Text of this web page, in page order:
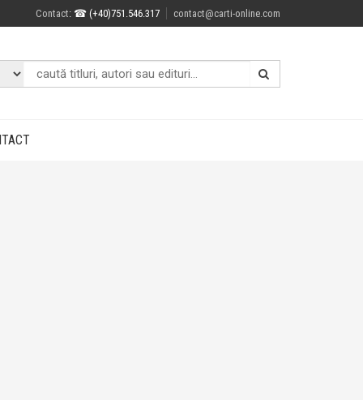
Contact: ☎ (+40)751.546.317 contact@carti-online.com